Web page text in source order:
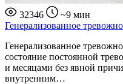
32346
~9 мин
Генерализованное
Генерализованное
состояние постоянной
и месяцами без явной
внутренним…